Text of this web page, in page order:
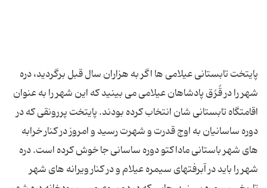
پایتخت تابستانی عیلامی ها اگر به هزاران سال قبل برگردید، دره
شهر را در قُرُق پادشاهان عیلامی می بینید که این شهر را به عنوان
اقامتگاه تابستانی شان انتخاب کرده بودند. پایتخت پررونقی که در
دوره ساسانیان به اوج قدرت و شهرت رسید و امروز در کنار خرابه
های شهر باستانی ماداکتو دوره ساسانی جا خوش کرده است. دره
شهر را باید در آبرفتهای سیمره عیلام و در کنار ویرانه های شهر